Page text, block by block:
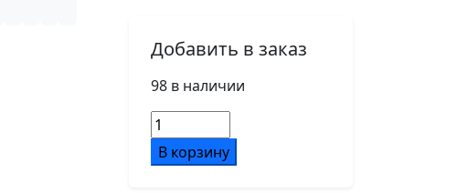
Основание кресла
пятилучье, d680, белый
Подлокотники
Добавить в заказ
98 в наличии
Количество
товара
Кресло
В корзину